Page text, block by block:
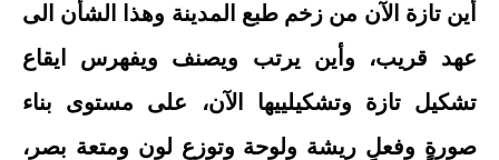
أين تازة الآن من زخم طبع المدينة وهذا الشأن الى
عهد قريب، وأين يرتب ويصنف ويفهرس ايقاع
تشكيل تازة وتشكيلييها الآن، على مستوى بناء
صورةٍ وفعلٍ ريشة ولوحة وتوزع لون ومتعة بصر،